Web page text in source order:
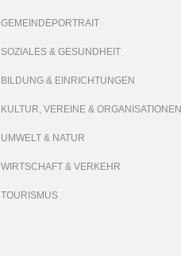
GEMEINDEPORTRAIT
SOZIALES & GESUNDHEIT
BILDUNG & EINRICHTUNGEN
KULTUR, VEREINE & ORGANISATIONEN
UMWELT & NATUR
WIRTSCHAFT & VERKEHR
TOURISMUS